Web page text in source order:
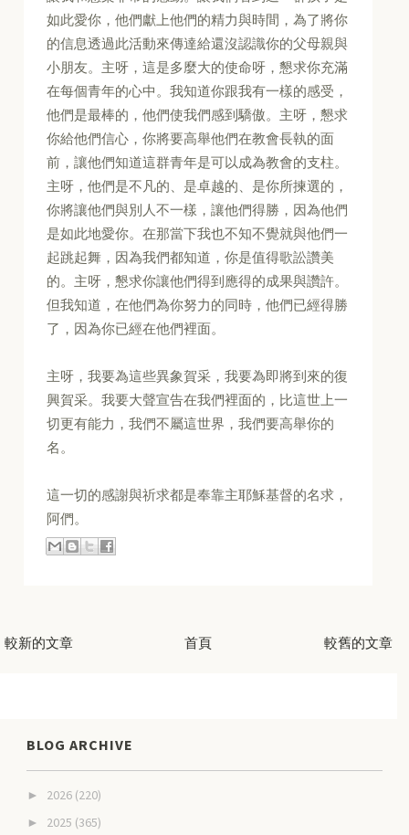
如此愛你，他們獻上他們的精力與時間，為了將你
的信息透過此活動來傳達給還沒認識你的父母親與
小朋友。主呀，這是多麼大的使命呀，懇求你充滿
在每個青年的心中。我知道你跟我有一樣的感受，
他們是最棒的，他們使我們感到驕傲。主呀，懇求
你給他們信心，你將要高舉他們在教會長執的面
前，讓他們知道這群青年是可以成為教會的支柱。
主呀，他們是不凡的、是卓越的、是你所揀選的，
你將讓他們與別人不一樣，讓他們得勝，因為他們
是如此地愛你。在那當下我也不知不覺就與他們一
起跳起舞，因為我們都知道，你是值得歌訟讚美
的。主呀，懇求你讓他們得到應得的成果與讚許。
但我知道，在他們為你努力的同時，他們已經得勝
了，因為你已經在他們裡面。
主呀，我要為這些異象賀采，我要為即將到來的復
興賀采。我要大聲宣告在我們裡面的，比這世上一
切更有能力，我們不屬這世界，我們要高舉你的
名。
這一切的感謝與祈求都是奉靠主耶穌基督的名求，
阿們。
較新的文章 較舊的文章
首頁
BLOG ARCHIVE
► 2026 (220)
► 2025 (365)